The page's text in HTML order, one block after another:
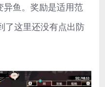
异鱼。奖励是适用范
了这里还没有点出防